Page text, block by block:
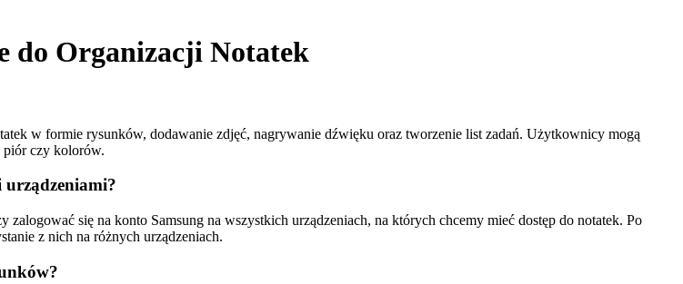
do Organizacji Notatek
w formie rysunków, dodawanie zdjęć, nagrywanie dźwięku oraz tworzenie list zadań. Użytkownicy mogą
piór czy kolorów.
się na konto Samsung na wszystkich urządzeniach, na których chcemy mieć dostęp do notatek. Po
z nich na różnych urządzeniach.